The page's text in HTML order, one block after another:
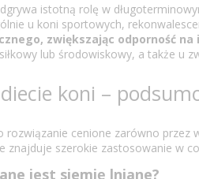
istotną rolę w
u koni sportowych,
zwiększając odporność
lub środowiskowy, a także u
koni –
rozwiązanie cenione zarówno
znajduje szerokie zastosowanie w
jest siemię lniane?